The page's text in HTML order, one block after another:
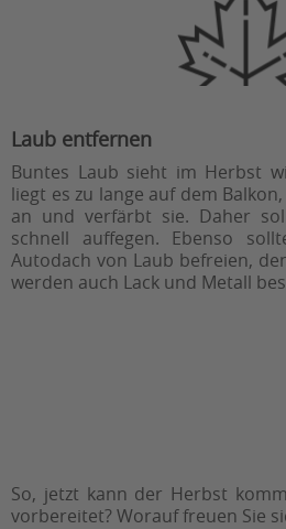
Laub entfernen
Buntes Laub sieht im Herbst
liegt es zu lange auf dem
an und verfärbt sie. Daher
schnell auffegen. Ebenso
Autodach von Laub befreien,
werden auch Lack und Metall
So, jetzt kann der Herbst
vorbereitet? Worauf freuen Sie